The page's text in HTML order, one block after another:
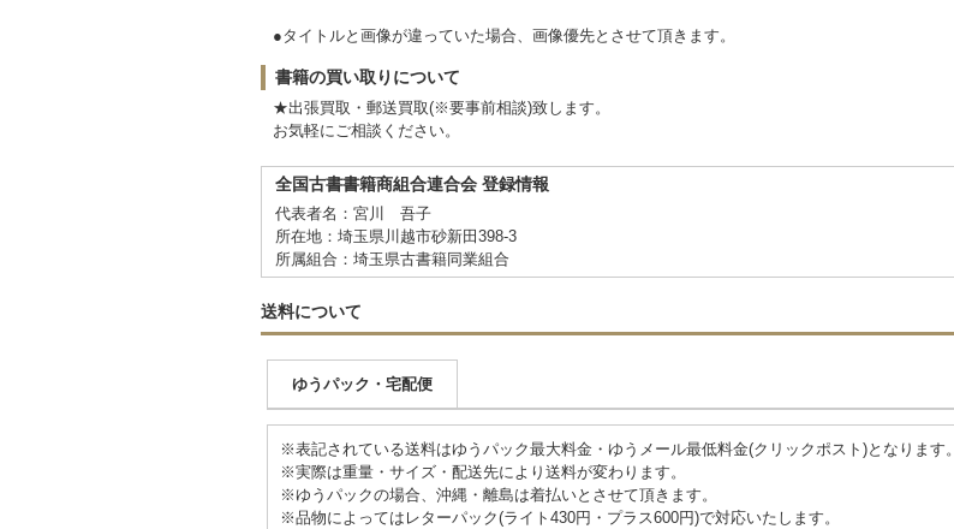
●タイトルと画像が違っていた場合、画像優先とさせて頂きます。
書籍の買い取りについて
★出張買取・郵送買取(※要事前相談)致します。
お気軽にご相談ください。
全国古書書籍商組合連合会 登録情報
代表者名：宮川 吾子
所在地：埼玉県川越市砂新田398-3
所属組合：埼玉県古書籍同業組合
送料について
ゆうパック・宅配便
※表記されている送料はゆうパック最大料金・ゆうメール最低料金(クリックポスト)となります。
※実際は重量・サイズ・配送先により送料が変わります。
※ゆうパックの場合、沖縄・離島は着払いとさせて頂きます。
※品物によってはレターパック(ライト430円・プラス600円)で対応いたします。